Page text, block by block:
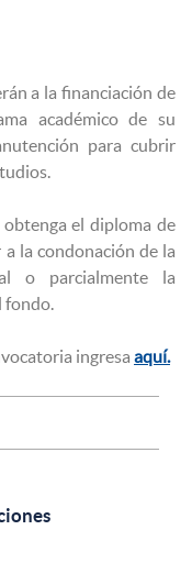
a la financiación de
académico de su
para cubrir
el diploma de
la condonación de la
o parcialmente la
fondo.
ingresa aquí.